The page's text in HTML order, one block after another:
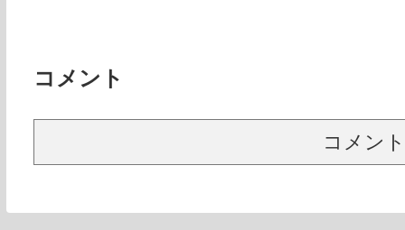
コメント
コメン